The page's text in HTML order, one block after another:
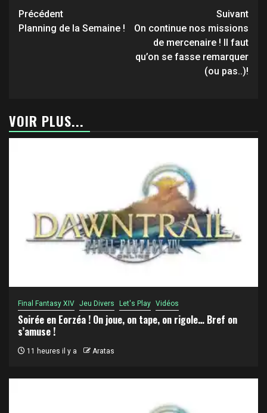
Navigation
d’article
Précédent
Planning de la Semaine !
Suivant
On continue nos missions
de mercenaire ! Il faut
qu’on se fasse remarquer
(ou pas..)!
VOIR PLUS...
Final Fantasy XIV Jeu Divers Let's Play Vidéos
Soirée en Eorzéa ! On joue, on tape, on rigole… Bref on
s’amuse !
11 heures il y a Aratas